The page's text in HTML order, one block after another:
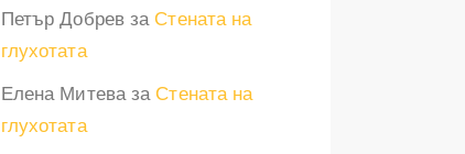
Петър Добревза Стената на
глухотата
Елена Митеваза Стената на
глухотата